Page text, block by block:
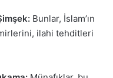
Bunlar, İslam’ın
ilahi tehditleri